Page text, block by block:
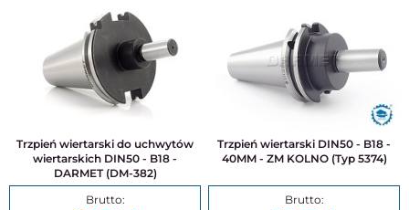
Trzpień wiertarski do uchwytów
wiertarskich DIN50 - B18 -
DARMET (DM-382)
Trzpień wiertarski DIN50 - B18 -
40MM - ZM KOLNO (Typ 5374)